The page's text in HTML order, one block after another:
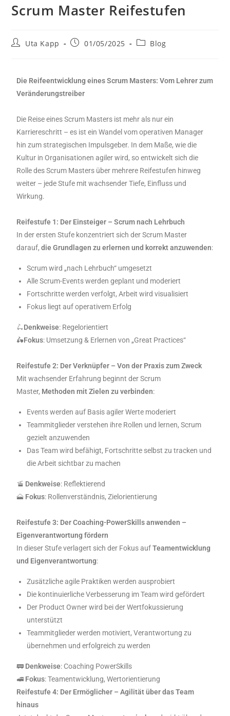
Scrum Master Reifestufen
Uta Kapp 01/05/2025 Blog
Die Reifeentwicklung eines Scrum Masters: Vom Lehrer zum
Veränderungstreiber
Die Reise eines Scrum Masters ist mehr als nur ein
Karriereschritt – es ist ein Wandel vom operativen Manager
hin zum strategischen Impulsgeber. In dem Maße, wie die
Kultur in Organisationen agiler wird, so entwickelt sich die
Rolle des Scrum Masters über mehrere Reifestufen hinweg
weiter – jede Stufe mit wachsender Tiefe, Einfluss und
Wirkung.
Reifestufe 1: Der Einsteiger – Scrum nach Lehrbuch
In der ersten Stufe konzentriert sich der Scrum Master
darauf,die Grundlagen zu erlernen und korrekt anzuwenden:
Scrum wird „nach Lehrbuch“ umgesetzt
Alle Scrum-Events werden geplant und moderiert
Fortschritte werden verfolgt, Arbeit wird visualisiert
Fokus liegt auf operativem Erfolg
🛴Denkweise: Regelorientiert
🛵Fokus: Umsetzung & Erlernen von „Great Practices“
Reifestufe 2: Der Verknüpfer – Von der Praxis zum Zweck
Mit wachsender Erfahrung beginnt der Scrum
Master, Methoden mit Zielen zu verbinden:
Events werden auf Basis agiler Werte moderiert
Teammitglieder verstehen ihre Rollen und lernen, Scrum
gezielt anzuwenden
Das Team wird befähigt, Fortschritte selbst zu tracken und
die Arbeit sichtbar zu machen
🚡 Denkweise: Reflektierend
🗻 Fokus: Rollenverständnis, Zielorientierung
Reifestufe 3: Der Coaching-PowerSkills anwenden –
Eigenverantwortung fördern
In dieser Stufe verlagert sich der Fokus aufTeamentwicklung
und Eigenverantwortung:
Zusätzliche agile Praktiken werden ausprobiert
Die kontinuierliche Verbesserung im Team wird gefördert
Der Product Owner wird bei der Wertfokussierung
unterstützt
Teammitglieder werden motiviert, Verantwortung zu
übernehmen und erfolgreich zu werden
🚃 Denkweise: Coaching PowerSkills
🚅 Fokus: Teamentwicklung, Wertorientierung
Reifestufe 4: Der Ermöglicher – Agilität über das Team
hinaus